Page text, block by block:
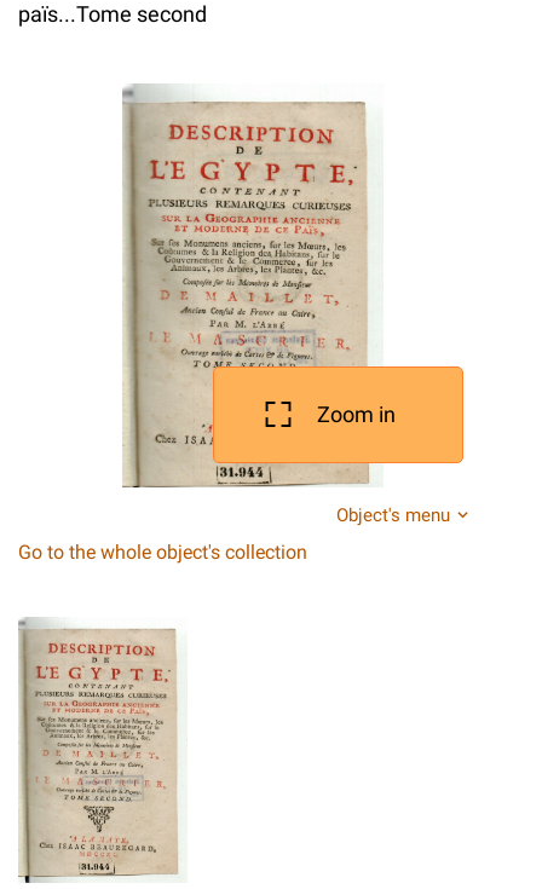
paїs...Tome second
Zoom in
Object's menu
Go to the whole object's collection